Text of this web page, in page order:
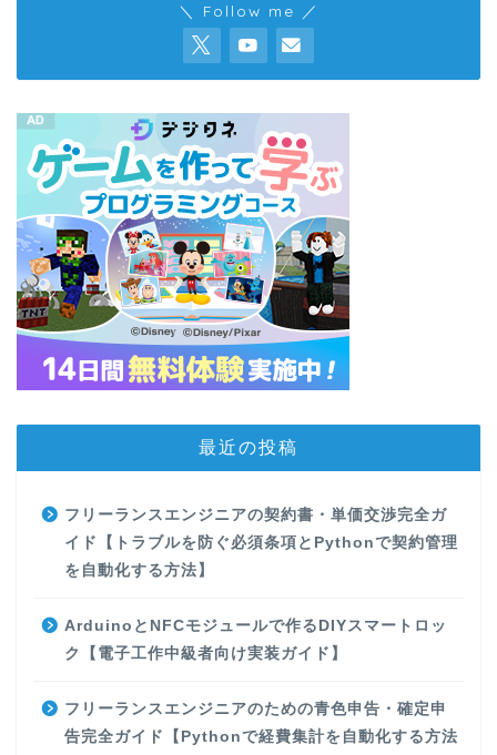
＼ Follow me ／
最近の投稿
フリーランスエンジニアの契約書・単価交渉完全ガ
イド【トラブルを防ぐ必須条項とPythonで契約管理
を自動化する方法】
ArduinoとNFCモジュールで作るDIYスマートロッ
ク【電子工作中級者向け実装ガイド】
フリーランスエンジニアのための青色申告・確定申
告完全ガイド【Pythonで経費集計を自動化する方法